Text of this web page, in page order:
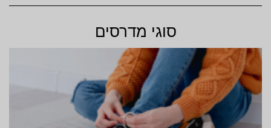
סוגי מדרסים